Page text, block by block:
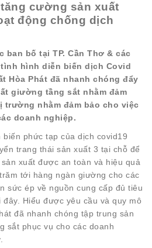
tăng cường sản xuất
động chống dịch
ban bố tại TP. Cần Thơ & các
hình diễn biến dịch Covid
Hòa Phát đã nhanh chóng đẩy
giường tầng sắt nhằm đảm
trường nhằm đảm bảo cho việc
doanh nghiệp.
phức tạp của dịch covid19
trang thái sản xuất 3 tại chỗ để
xuất được an toàn và hiệu quả
tới hàng ngàn giường cho các
sức ép về nguồn cung cấp đủ tiêu
Hiểu được yêu cầu và quy mô
đã nhanh chóng tập trung sản
sắt phục vụ cho các doanh